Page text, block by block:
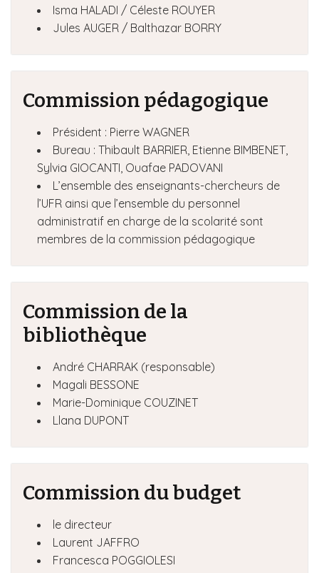
Isma HALADI / Céleste ROUYER
Jules AUGER / Balthazar BORRY
Commission pédagogique
Président : Pierre WAGNER
Bureau : Thibault BARRIER, Etienne BIMBENET,
Sylvia GIOCANTI, Ouafae PADOVANI
L’ensemble des enseignants-chercheurs de
l’UFR ainsi que l’ensemble du personnel
administratif en charge de la scolarité sont
membres de la commission pédagogique
Commission de la
bibliothèque
André CHARRAK (responsable)
Magali BESSONE
Marie-Dominique COUZINET
Llana DUPONT
Commission du budget
le directeur
Laurent JAFFRO
Francesca POGGIOLESI